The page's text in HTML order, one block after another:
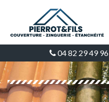
04 82 29 49 96